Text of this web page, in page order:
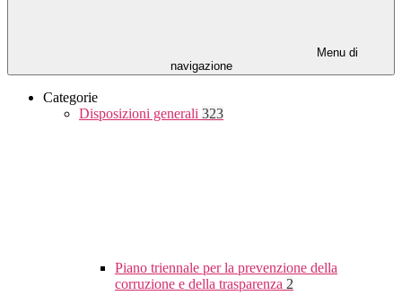
Menu di
navigazione
Categorie
Disposizioni generali 323
Piano triennale per la prevenzione della
corruzione e della trasparenza 2